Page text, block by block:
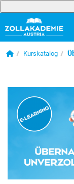
Zum Hauptinhalt
Startseite
Kurskatalog